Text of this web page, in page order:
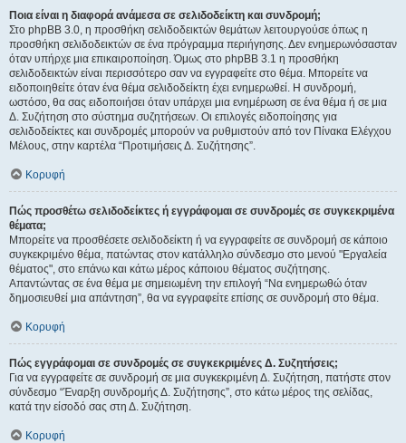
Ποια είναι η διαφορά ανάμεσα σε σελιδοδείκτη και συνδρομή;
Στο phpBB 3.0, η προσθήκη σελιδοδεικτών θεμάτων λειτουργούσε όπως η
προσθήκη σελιδοδεικτών σε ένα πρόγραμμα περιήγησης. Δεν ενημερωνόσασταν
όταν υπήρχε μια επικαιροποίηση. Όμως στο phpBB 3.1 η προσθήκη
σελιδοδεικτών είναι περισσότερο σαν να εγγραφείτε στο θέμα. Μπορείτε να
ειδοποιηθείτε όταν ένα θέμα σελιδοδείκτη έχει ενημερωθεί. Η συνδρομή,
ωστόσο, θα σας ειδοποιήσει όταν υπάρχει μια ενημέρωση σε ένα θέμα ή σε μια
Δ. Συζήτηση στο σύστημα συζητήσεων. Οι επιλογές ειδοποίησης για
σελιδοδείκτες και συνδρομές μπορούν να ρυθμιστούν από τον Πίνακα Ελέγχου
Μέλους, στην καρτέλα “Προτιμήσεις Δ. Συζήτησης”.
Κορυφή
Πώς προσθέτω σελιδοδείκτες ή εγγράφομαι σε συνδρομές σε συγκεκριμένα
θέματα;
Μπορείτε να προσθέσετε σελιδοδείκτη ή να εγγραφείτε σε συνδρομή σε κάποιο
συγκεκριμένο θέμα, πατώντας στον κατάλληλο σύνδεσμο στο μενού "Εργαλεία
θέματος", στο επάνω και κάτω μέρος κάποιου θέματος συζήτησης.
Απαντώντας σε ένα θέμα με σημειωμένη την επιλογή “Να ενημερωθώ όταν
δημοσιευθεί μια απάντηση”, θα να εγγραφείτε επίσης σε συνδρομή στο θέμα.
Κορυφή
Πώς εγγράφομαι σε συνδρομές σε συγκεκριμένες Δ. Συζητήσεις;
Για να εγγραφείτε σε συνδρομή σε μια συγκεκριμένη Δ. Συζήτηση, πατήστε στον
σύνδεσμο “Έναρξη συνδρομής Δ. Συζήτησης”, στο κάτω μέρος της σελίδας,
κατά την είσοδό σας στη Δ. Συζήτηση.
Κορυφή